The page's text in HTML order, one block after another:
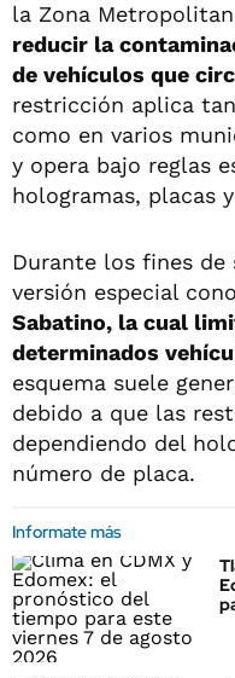
la Zona
reducir la
de vehículos que
restricción aplica
como en varios
y opera bajo reglas
hologramas, placas
Durante los fines de
versión especial
Sabatino, la cual
determinados
esquema suele
debido a que las
dependiendo del
número de placa.
Informate más